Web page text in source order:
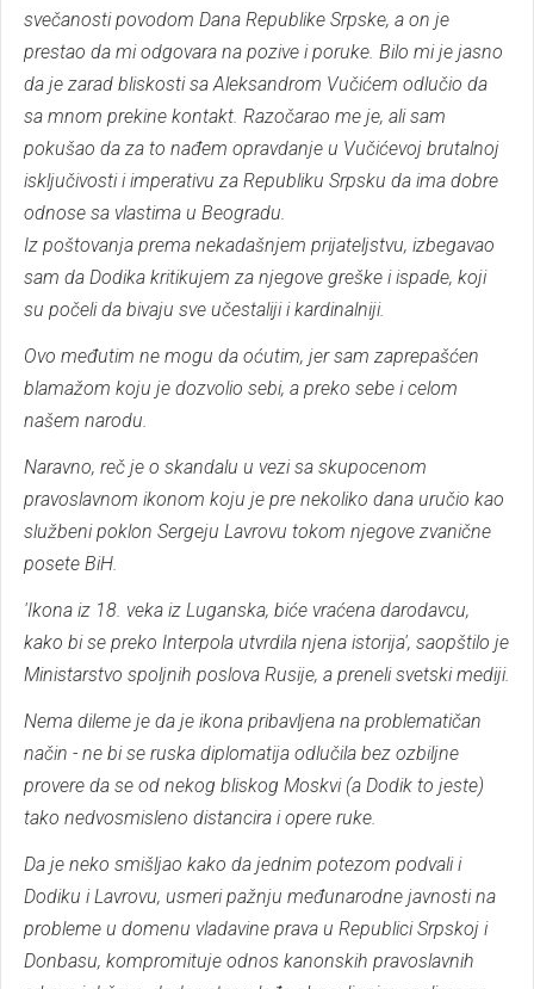
svečanosti povodom Dana Republike Srpske, a on je
prestao da mi odgovara na pozive i poruke. Bilo mi je jasno
da je zarad bliskosti sa Aleksandrom Vučićem odlučio da
sa mnom prekine kontakt. Razočarao me je, ali sam
pokušao da za to nađem opravdanje u Vučićevoj brutalnoj
isključivosti i imperativu za Republiku Srpsku da ima dobre
odnose sa vlastima u Beogradu.
Iz poštovanja prema nekadašnjem prijateljstvu, izbegavao
sam da Dodika kritikujem za njegove greške i ispade, koji
su počeli da bivaju sve učestaliji i kardinalniji.
Ovo međutim ne mogu da oćutim, jer sam zaprepašćen
blamažom koju je dozvolio sebi, a preko sebe i celom
našem narodu.
Naravno, reč je o skandalu u vezi sa skupocenom
pravoslavnom ikonom koju je pre nekoliko dana uručio kao
službeni poklon Sergeju Lavrovu tokom njegove zvanične
posete BiH.
'Ikona iz 18. veka iz Luganska, biće vraćena darodavcu,
kako bi se preko Interpola utvrdila njena istorija', saopštilo je
Ministarstvo spoljnih poslova Rusije, a preneli svetski mediji.
Nema dileme je da je ikona pribavljena na problematičan
način - ne bi se ruska diplomatija odlučila bez ozbiljne
provere da se od nekog bliskog Moskvi (a Dodik to jeste)
tako nedvosmisleno distancira i opere ruke.
Da je neko smišljao kako da jednim potezom podvali i
Dodiku i Lavrovu, usmeri pažnju međunarodne javnosti na
probleme u domenu vladavine prava u Republici Srpskoj i
Donbasu, kompromituje odnos kanonskih pravoslavnih